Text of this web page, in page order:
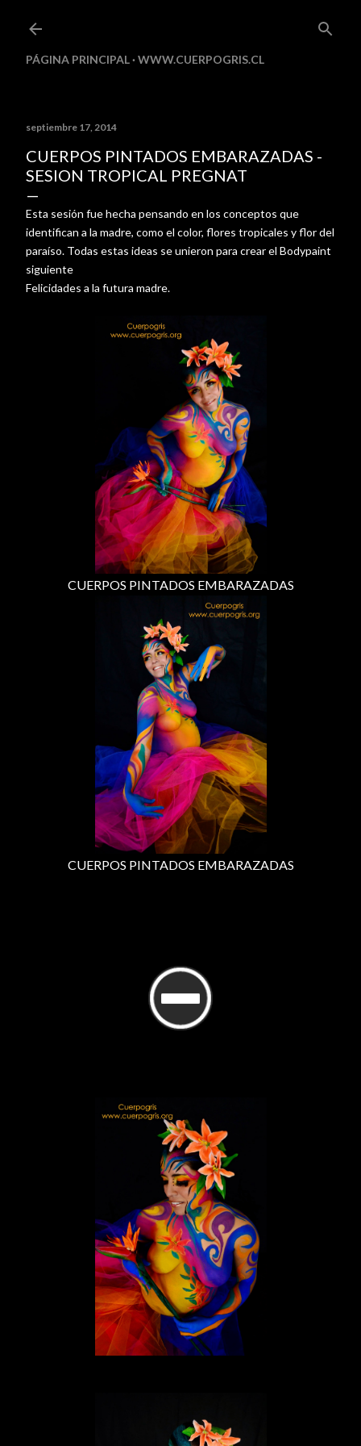
PÁGINA PRINCIPAL WWW.CUERPOGRIS.CL
septiembre 17, 2014
CUERPOS PINTADOS EMBARAZADAS -
SESION TROPICAL PREGNAT
Esta sesión fue hecha pensando en los conceptos que
identifican a la madre, como el color, flores tropicales y flor del
paraíso. Todas estas ideas se unieron para crear el Bodypaint
siguiente
Felicidades a la futura madre.
CUERPOS PINTADOS EMBARAZADAS
CUERPOS PINTADOS EMBARAZADAS